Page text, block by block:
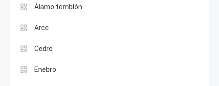
Álamo temblón
Arce
Cedro
Enebro